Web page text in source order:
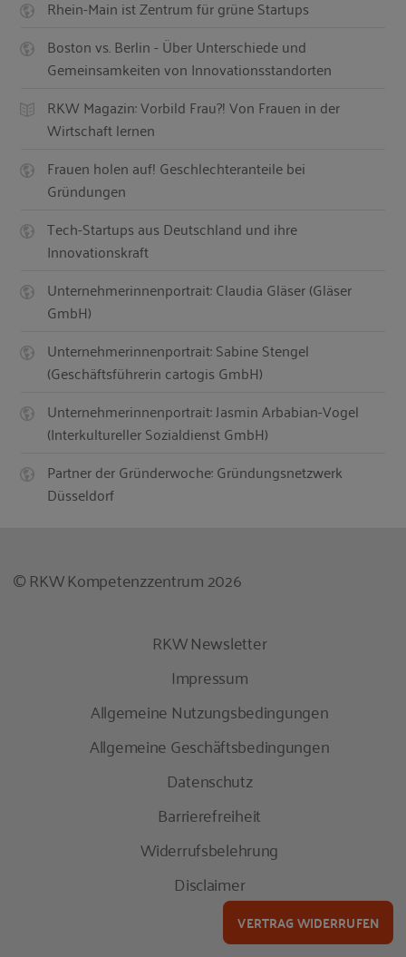
Rhein-Main ist Zentrum für grüne Startups
Boston vs. Berlin - Über Unterschiede und
Gemeinsamkeiten von Innovationsstandorten
RKW Magazin: Vorbild Frau?! Von Frauen in der
Wirtschaft lernen
Frauen holen auf! Geschlechteranteile bei
Gründungen
Tech-Startups aus Deutschland und ihre
Innovationskraft
Unternehmerinnenportrait: Claudia Gläser (Gläser
GmbH)
Unternehmerinnenportrait: Sabine Stengel
(Geschäftsführerin cartogis GmbH)
Unternehmerinnenportrait: Jasmin Arbabian-Vogel
(Interkultureller Sozialdienst GmbH)
Partner der Gründerwoche: Gründungsnetzwerk
Düsseldorf
© RKW Kompetenzzentrum 2026
RKW Newsletter
Impressum
Allgemeine Nutzungsbedingungen
Allgemeine Geschäftsbedingungen
Datenschutz
Barrierefreiheit
Widerrufsbelehrung
Disclaimer
VERTRAG WIDERRUFEN